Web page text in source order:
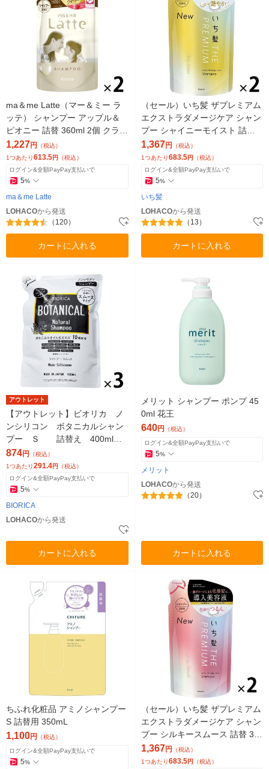
ma＆me Latte（マー＆ミー ラ
ッテ） シャンプー アップル＆
ピオニー 詰替 360ml 2個 クラシ
エ
1,227円 （税込）
1つあたり613.5円 （税込）
ログイン&全額PayPay支払いで
5%
ma＆me Latte
LOHACOから発送
（120）
カートに入れる
（セール）いち髪 ザプレミアム
エクストラダメージケア シャン
プー シャイニーモイスト 詰替 3
40ml 2個 クラシエ
1,367円 （税込）
1つあたり683.5円 （税込）
ログイン&全額PayPay支払いで
5%
いち髪
LOHACOから発送
（13）
カートに入れる
アウトレット
【アウトレット】ビオリカ ノ
ンシリコン ボタニカルシャン
プー Ｓ 詰替え 400ml 3
個 ドウシシャ
874円
（税込）
1つあたり291.4円 （税込）
ログイン&全額PayPay支払いで
5%
BIORICA
LOHACOから発送
カートに入れる
メリット シャンプー ポンプ 45
0ml 花王
640円 （税込）
ログイン&全額PayPay支払いで
5%
メリット
LOHACOから発送
（20）
カートに入れる
ちふれ化粧品 アミノシャンプー
S 詰替用 350mL
1,100円 （税込）
ログイン&全額PayPay支払いで
5%
（セール）いち髪 ザプレミアム
エクストラダメージケア シャン
プー シルキースムース 詰替 34
0ml 2個 クラシエ
1,367円 （税込）
1つあたり683.5円 （税込）